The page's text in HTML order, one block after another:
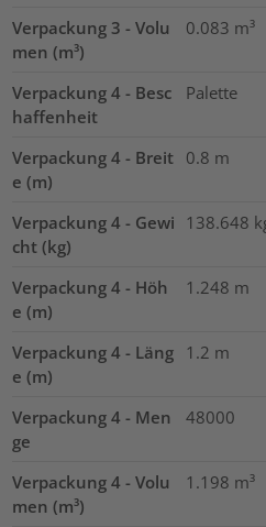
Verpackung 3 - Volu
men (m³)
0.083 m³
Verpackung 4 - Besc
haffenheit
Palette
Verpackung 4 - Breit
e (m)
0.8 m
Verpackung 4 - Gewi
cht (kg)
138.648
Verpackung 4 - Höh
e (m)
1.248 m
Verpackung 4 - Läng
e (m)
1.2 m
Verpackung 4 - Men
ge
48000
Verpackung 4 - Volu
men (m³)
1.198 m³